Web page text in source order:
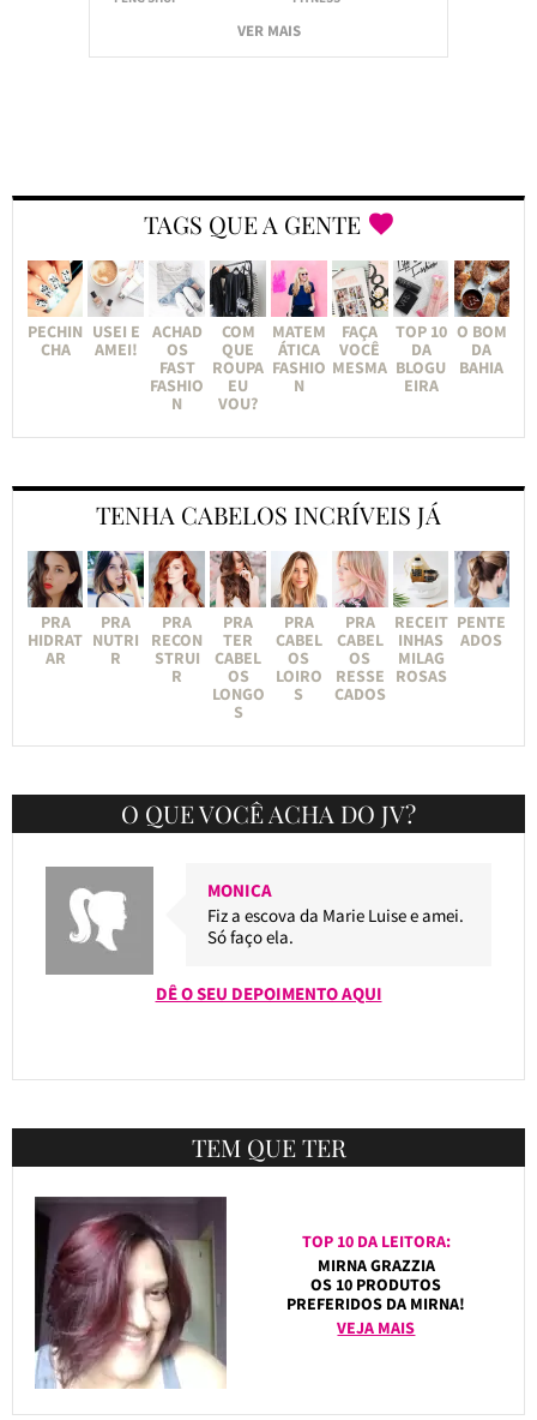
VER MAIS
TAGS QUE A GENTE
PECHIN
CHA
USEI E
AMEI!
ACHAD
OS
FAST
FASHIO
N
COM
QUE
ROUPA
EU
VOU?
MATEM
ÁTICA
FASHIO
N
FAÇA
VOCÊ
MESMA
TOP 10
DA
BLOGU
EIRA
O BOM
DA
BAHIA
TENHA CABELOS INCRÍVEIS JÁ
PRA
HIDRAT
AR
PRA
NUTRI
R
PRA
RECON
STRUI
R
PRA
TER
CABEL
OS
LONGO
S
PRA
CABEL
OS
LOIRO
S
PRA
CABEL
OS
RESSE
CADOS
RECEIT
INHAS
MILAG
ROSAS
PENTE
ADOS
O QUE VOCÊ ACHA DO JV?
MONICA
Fiz a escova da Marie Luise e amei.
Só faço ela.
DÊ O SEU DEPOIMENTO AQUI
TEM QUE TER
TOP 10 DA LEITORA:
MIRNA GRAZZIA
OS 10 PRODUTOS
PREFERIDOS DA MIRNA!
VEJA MAIS